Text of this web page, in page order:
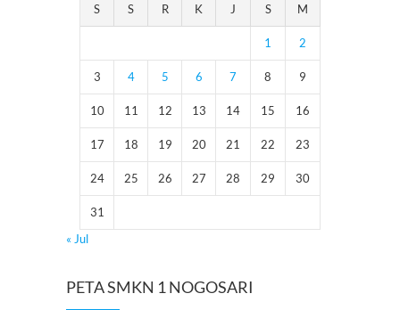
S S R K J S M
1 2
3 4 5 6 7 8 9
10 11 12 13 14 15 16
17 18 19 20 21 22 23
24 25 26 27 28 29 30
31
« Jul
PETA SMKN 1 NOGOSARI